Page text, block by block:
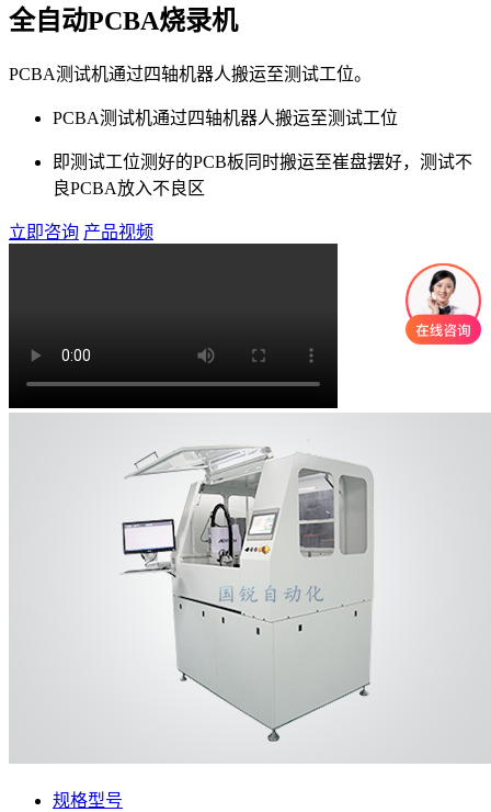
全自动PCBA烧录机
PCBA测试机通过四轴机器人搬运至测试工位。
PCBA测试机通过四轴机器人搬运至测试工位
即测试工位测好的PCB板同时搬运至崔盘摆好，测试不
良PCBA放入不良区
立即咨询 产品视频
规格型号